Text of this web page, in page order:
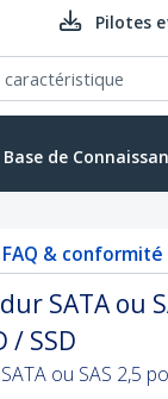
Pilotes
Base de
FAQ & conformité
SATA ou
/ SSD
ou SAS 2,5